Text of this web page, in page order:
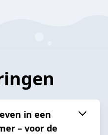
in een
– voor de